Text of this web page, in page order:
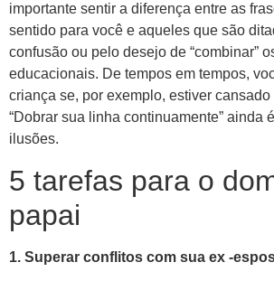
importante sentir a diferença entre as
sentido para você e aqueles que são
confusão ou pelo desejo de “combinar”
educacionais. De tempos em tempos,
criança se, por exemplo, estiver cansado
“Dobrar sua linha continuamente” ainda
ilusões.
5 tarefas para o
papai
1. Superar conflitos com sua ex -